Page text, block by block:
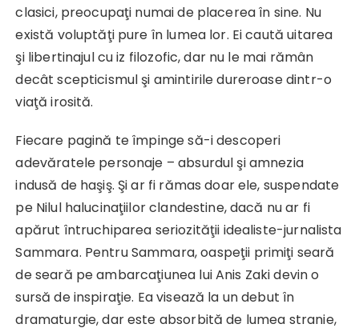
clasici, preocupaţi numai de placerea în sine. Nu
există voluptăţi pure în lumea lor. Ei caută uitarea
şi libertinajul cu iz filozofic, dar nu le mai rămân
decât scepticismul şi amintirile dureroase dintr-o
viaţă irosită.
Fiecare pagină te împinge să-i descoperi
adevăratele personaje – absurdul şi amnezia
indusă de haşiş. Şi ar fi rămas doar ele, suspendate
pe Nilul halucinaţiilor clandestine, dacă nu ar fi
apărut întruchiparea seriozităţii idealiste-jurnalista
Sammara. Pentru Sammara, oaspeţii primiţi seară
de seară pe ambarcaţiunea lui Anis Zaki devin o
sursă de inspiraţie. Ea visează la un debut în
dramaturgie, dar este absorbită de lumea stranie,